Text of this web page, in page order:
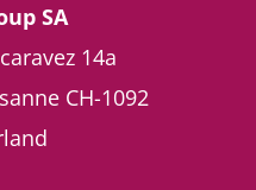
SA
14a
CH-1092